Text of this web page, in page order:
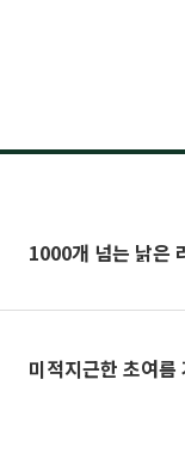
1000개 넘는 낡은
미적지근한 초여름